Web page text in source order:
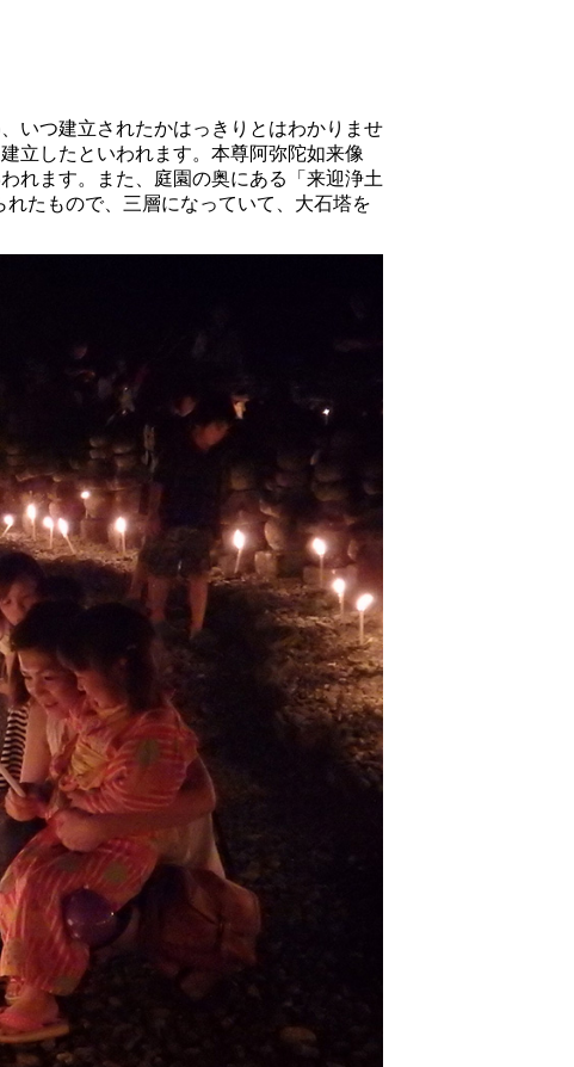
いつ建立されたかはっきりとはわかりませ
立したといわれます。本尊阿弥陀如来像
れます。また、庭園の奥にある「来迎浄土
たもので、三層になっていて、大石塔を